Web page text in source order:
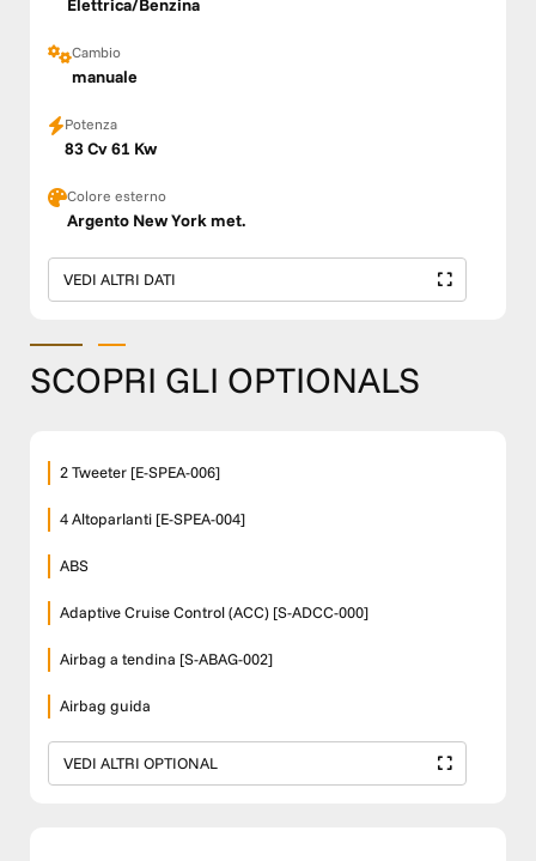
Elettrica/Benzina
Cambio
manuale
Potenza
83 Cv 61 Kw
Colore esterno
Argento New York met.
VEDI ALTRI DATI
SCOPRI GLI OPTIONALS
2 Tweeter [E-SPEA-006]
4 Altoparlanti [E-SPEA-004]
ABS
Adaptive Cruise Control (ACC) [S-ADCC-000]
Airbag a tendina [S-ABAG-002]
Airbag guida
VEDI ALTRI OPTIONAL